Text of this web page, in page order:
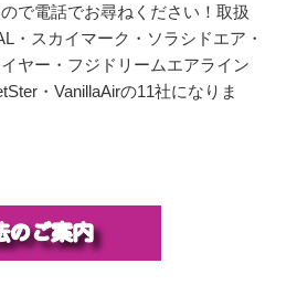
で電話でお尋ねください！取扱
・スカイマーク・ソラシドエア・
ヤー・フジドリームエアライン
・VanillaAirの11社になりま